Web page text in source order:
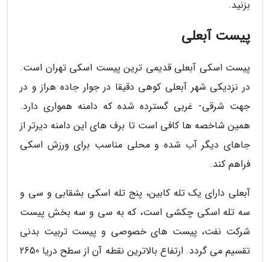
بزنید.
پیست آبعلی
پیست اسکی آبعلی قدیمی ترین پیست اسکی تهران است.
در نزدیکی شهر آبعلی کوهی دقیقا در جوار جاده هراز و در
جهت شرقی- غربی گسترده شده که دامنه همواری دارد.
همین شاخصه ها کافی است تا برف های این دامنه دیرتر از
جاهای دیگر آب شده و محلی مناسب برای ورزش اسکی
فراهم کند.
آبعلی دارای یک تله کابین، پنج تله اسکی بشقابی و سی و
سه تله اسکی چکشی است، که به سی و سه بخش پیست
شرکت نفت، پیست های خصوصی و پیست تربیت بدنی
تقسیم می گردد. ارتفاع بالاترین نقطه آن از سطح دریا 2650